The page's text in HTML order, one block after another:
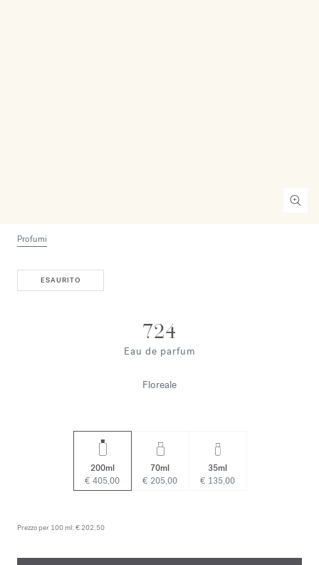
Profumi
ESAURITO
724
Eau de parfum
Floreale
200ml
€ 405,00
70ml
€ 205,00
35ml
€ 135,00
Prezzo per 100 ml: € 202,50